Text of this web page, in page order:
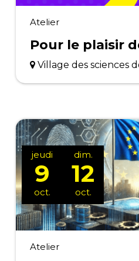
Atelier
Pour le plaisir
Village des sciences
Atelier
jeudi
9
oct.
dim.
12
oct.